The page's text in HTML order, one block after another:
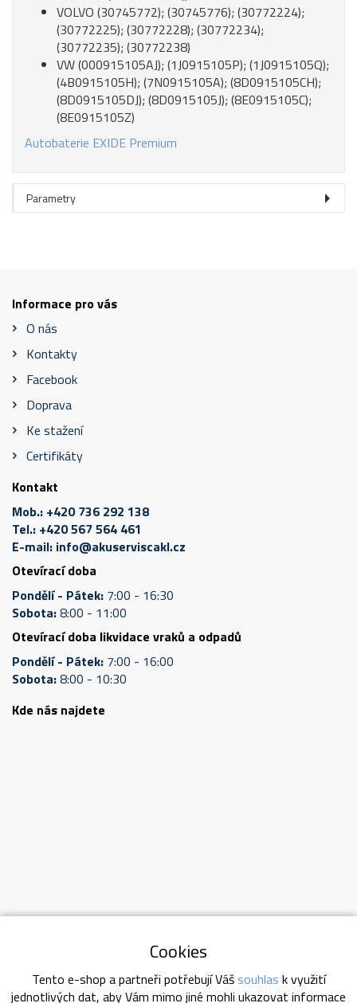
VOLVO (30745772); (30745776); (30772224);
(30772225); (30772228); (30772234);
(30772235); (30772238)
VW (000915105AJ); (1J0915105P); (1J0915105Q);
(4B0915105H); (7N0915105A); (8D0915105CH);
(8D0915105DJ); (8D0915105J); (8E0915105C);
(8E0915105Z)
Autobaterie EXIDE Premium
Parametry
Informace pro vás
O nás
Kontakty
Facebook
Doprava
Ke stažení
Certifikáty
Kontakt
Mob.: +420 736 292 138
Tel.: +420 567 564 461
E-mail: info@akuserviscakl.cz
Otevírací doba
Pondělí - Pátek: 7:00 - 16:30
Sobota:8:00 - 11:00
Otevírací doba likvidace vraků a odpadů
Pondělí - Pátek: 7:00 - 16:00
Sobota:8:00 - 10:30
Kde nás najdete
Obchodní podmínky
Ochrana osobních údajů
Cookies
Tento e-shop a partneři potřebují Váš souhlas k využití
jednotlivých dat, aby Vám mimo jiné mohli ukazovat informace